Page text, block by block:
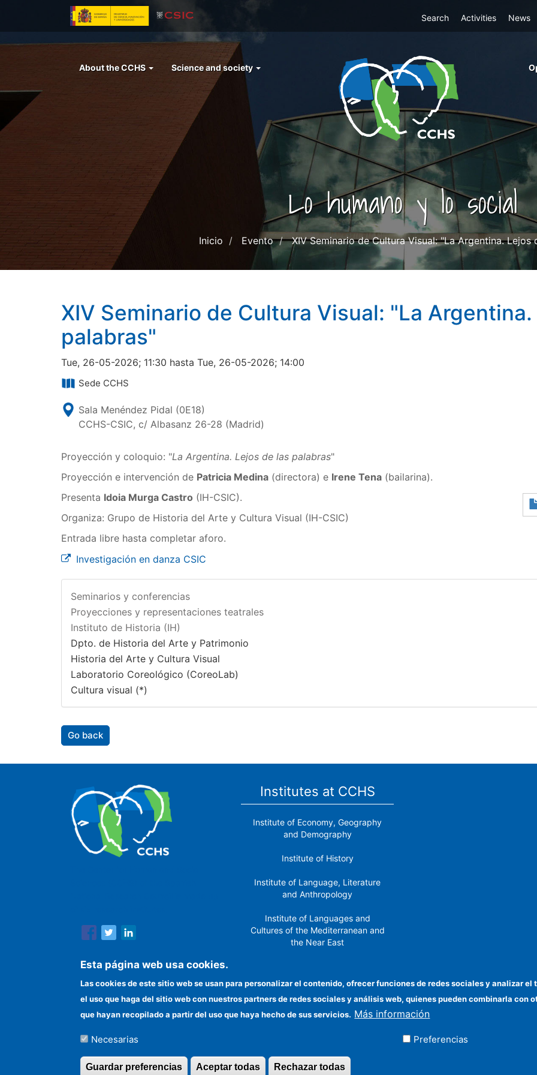
Top
Search Activities News
Menu
About the CCHS Science and society
Lo humano y lo social
Inicio Evento XIV Seminario de Cultura Visual: "La Argentina. Lejos
XIV Seminario de Cultura Visual: "La
palabras"
Tue, 26-05-2026; 11:30 hasta Tue, 26-05-2026; 14:00
Sede CCHS
Sala Menéndez Pidal (0E18)
CCHS-CSIC, c/ Albasanz 26-28 (Madrid)
Proyección y coloquio: "La Argentina. Lejos de las palabras"
Proyección e intervención de Patricia Medina (directora) e Irene Tena (bailarina).
Presenta Idoia Murga Castro (IH-CSIC).
Organiza: Grupo de Historia del Arte y Cultura Visual (IH-CSIC)
Entrada libre hasta completar aforo.
Investigación en danza CSIC
Seminarios y conferencias
Proyecciones y representaciones teatrales
Instituto de Historia (IH)
Dpto. de Historia del Arte y Patrimonio
Historia del Arte y Cultura Visual
Laboratorio Coreológico (CoreoLab)
Cultura visual (*)
Go back
Institutes at CCHS
Institute of Economy, Geography
and Demography
Institute of History
Institute of Language, Literature
and Anthropology
Institute of Languages ​​and
Cultures of the Mediterranean and
the Near East
Institute of Public Policies and
Goods
©Copyright 2026 Todos los derechos reservados
Esta página web usa cookies.
Las cookies de este sitio web se usan para personalizar el contenido, ofrecer funciones de redes sociales y analizar
el uso que haga del sitio web con nuestros partners de redes sociales y análisis web, quienes pueden combinarla con
que hayan recopilado a partir del uso que haya hecho de sus servicios. Más información
Necesarias Preferencias
Guardar preferencias Rechazar todas
Aceptar todas